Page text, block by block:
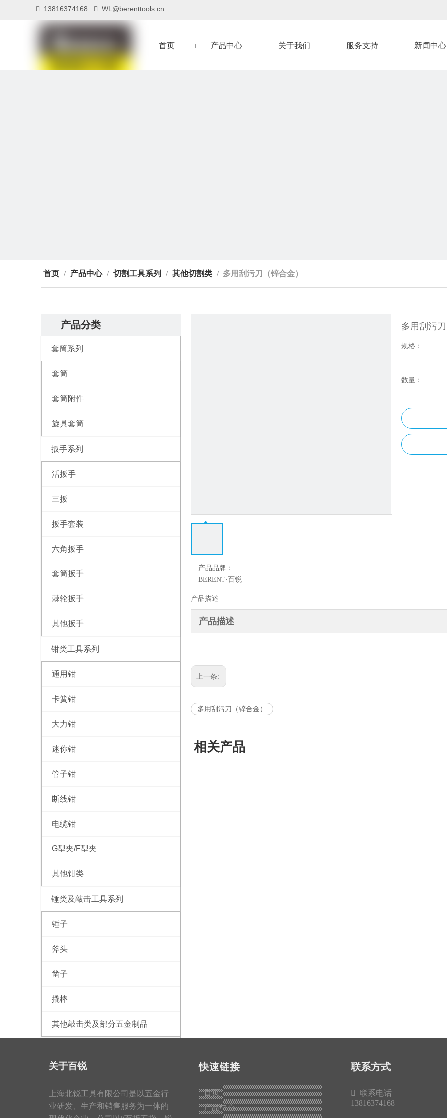
 13816374168  WL@berenttools.cn
首页 产品中心 关于我们 服务支持 新闻中心
首页 / 产品中心 / 切割工具系列 / 其他切割类 / 多用刮污刀（锌合金）
产品分类
套筒系列
套筒
套筒附件
旋具套筒
扳手系列
活扳手
三扳
扳手套装
六角扳手
套筒扳手
棘轮扳手
其他扳手
钳类工具系列
通用钳
卡簧钳
大力钳
迷你钳
管子钳
断线钳
电缆钳
G型夹/F型夹
其他钳类
锤类及敲击工具系列
锤子
斧头
凿子
撬棒
其他敲击类及部分五金制品
皮卷尺
多用刮污
规格：
数量：
产品品牌：
BERENT·百锐
产品描述
产品描述
上一条:
多用刮污刀（锌合金）
相关产品
关于百锐
上海北锐工具有限公司是以五金行
业研发、生产和销售服务为一体的
快速链接
首页
产品中心
联系方式

联系电话
13816374168